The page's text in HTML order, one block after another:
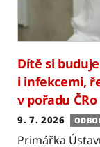
Dítě si
i infekcemi,
v pořadu ČRo
9. 7. 2026
Primářka